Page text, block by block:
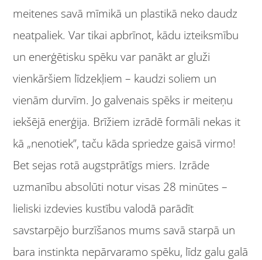
meitenes savā mīmikā un plastikā neko daudz
neatpaliek. Var tikai apbrīnot, kādu izteiksmību
un enerģētisku spēku var panākt ar gluži
vienkāršiem līdzekļiem – kaudzi soliem un
vienām durvīm. Jo galvenais spēks ir meiteņu
iekšējā enerģija. Brīžiem izrādē formāli nekas it
kā „nenotiek”, taču kāda spriedze gaisā virmo!
Bet sejas rotā augstprātīgs miers. Izrāde
uzmanību absolūti notur visas 28 minūtes –
lieliski izdevies kustību valodā parādīt
savstarpējo burzīšanos mums savā starpā un
bara instinkta nepārvaramo spēku, līdz galu galā